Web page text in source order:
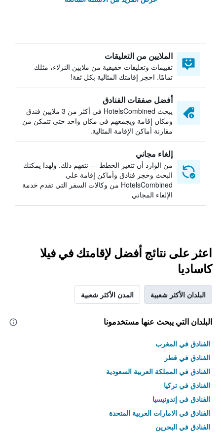
الملايين من التعليقات
تقييمات وتعليقات حقيقية من ملايين النزلاء، مثلك
تمامًا. احجز إقامتك المثالية بكل ثقة!
أفضل صفقات الفنادق
يبحث HotelsCombined في أكثر من 3 ملايين فندق
ومكان إقامة ويجمعهم في مكان واحد حتى تتمكن من
مقارنة أماكن الإقامة المثالية.
إلغاء مجاني
من الوارد أن تتغير الخطط — نتفهم ذلك. ولهذا يمكنك
البحث وحجز فنادق وأماكن إقامة على
HotelsCombined من وكالات السفر التي تقدم خدمة
الإلغاء المجاني
اعثر على نتائج أفضل لإقامتك في فيلا
كاساديا
البلدان الأكثر شعبية المدن الأكثر شعبية
البلدان التي يبحث عنها مستخدمونا
الفنادق في المغرب
الفنادق في قطر
الفنادق في المملكة العربية السعودية
الفنادق في تركيا
الفنادق في إندونيسيا
الفنادق في الامارات العربية المتحدة
الفنادق في البحرين